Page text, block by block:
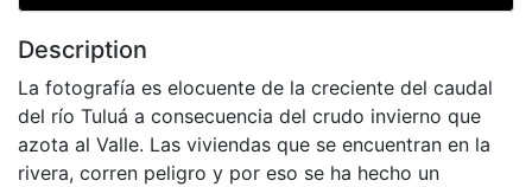
Description
La fotografía es elocuente de la creciente del caudal
del río Tuluá a consecuencia del crudo invierno que
azota al Valle. Las viviendas que se encuentran en la
rivera, corren peligro y por eso se ha hecho un